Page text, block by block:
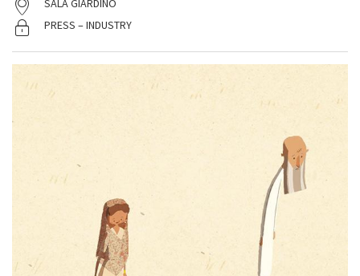
SALA GIARDINO
PRESS – INDUSTRY